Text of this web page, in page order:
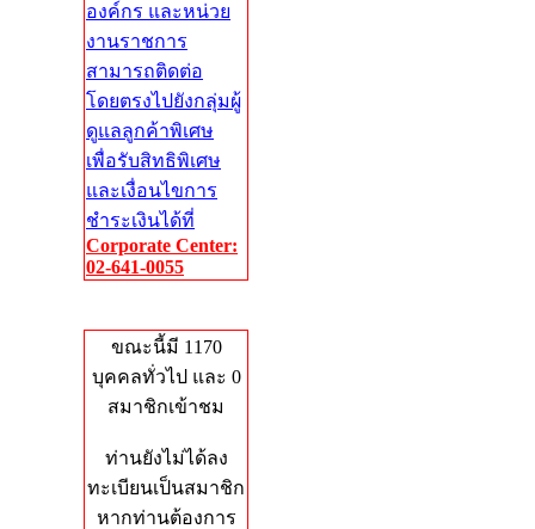
องค์กร และหน่วย
งานราชการ
สามารถติดต่อ
โดยตรงไปยังกลุ่มผู้
ดูแลลูกค้าพิเศษ
เพื่อรับสิทธิพิเศษ
และเงื่อนไขการ
ชำระเงินได้ที่
Corporate Center:
02-641-0055
ขณะนี้มี 1170
บุคคลทั่วไป และ 0
สมาชิกเข้าชม
ท่านยังไม่ได้ลง
ทะเบียนเป็นสมาชิก
หากท่านต้องการ